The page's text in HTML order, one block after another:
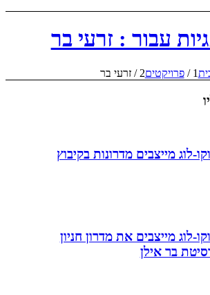
עבור : זרעי בר
1
/ פרויקטים2
/ זרעי בר
לוג מייצבים מדרונות בקיבוץ
לוג מייצבים את מדרון חניון
בר אילן